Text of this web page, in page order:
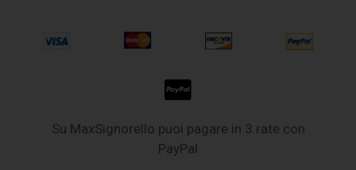
Su MaxSignorello puoi pagare in 3 rate con
PayPal